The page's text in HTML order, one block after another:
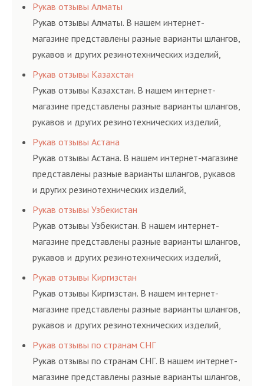
Рукав отзывы Алматы
Рукав отзывы Алматы. В нашем интернет-
магазине представлены разные варианты шлангов,
рукавов и других резинотехнических изделий,
соответствующих ГОСТам, техническим условиям
и нормативам.
Рукав отзывы Казахстан
Рукав отзывы Казахстан. В нашем интернет-
магазине представлены разные варианты шлангов,
рукавов и других резинотехнических изделий,
соответствующих ГОСТам, техническим условиям
и нормативам.
Рукав отзывы Астана
Рукав отзывы Астана. В нашем интернет-магазине
представлены разные варианты шлангов, рукавов
и других резинотехнических изделий,
соответствующих ГОСТам, техническим условиям
и нормативам.
Рукав отзывы Узбекистан
Рукав отзывы Узбекистан. В нашем интернет-
магазине представлены разные варианты шлангов,
рукавов и других резинотехнических изделий,
соответствующих ГОСТам, техническим условиям
и нормативам.
Рукав отзывы Киргизстан
Рукав отзывы Киргизстан. В нашем интернет-
магазине представлены разные варианты шлангов,
рукавов и других резинотехнических изделий,
соответствующих ГОСТам, техническим условиям
и нормативам.
Рукав отзывы по странам СНГ
Рукав отзывы по странам СНГ. В нашем интернет-
магазине представлены разные варианты шлангов,